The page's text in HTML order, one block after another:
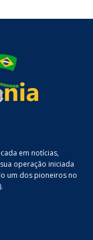
em notícias,
operação iniciada
um dos pioneiros no